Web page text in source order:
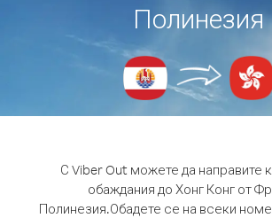
Полинезия
С Viber Out можете да направите
обаждания до Хонг Конг от
Полинезия.Обадете се на всеки